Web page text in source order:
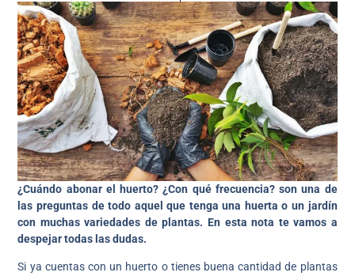
¿Cuándo abonar el huerto? ¿Con qué frecuencia? son una de
las preguntas de todo aquel que tenga una huerta o un jardín
con muchas variedades de plantas. En esta nota te vamos a
despejar todas las dudas.
Si ya cuentas con un huerto o tienes buena cantidad de plantas